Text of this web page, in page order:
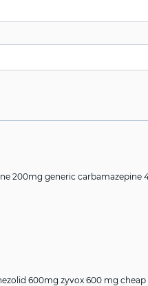
200mg generic carbamazepine
600mg zyvox 600 mg cheap